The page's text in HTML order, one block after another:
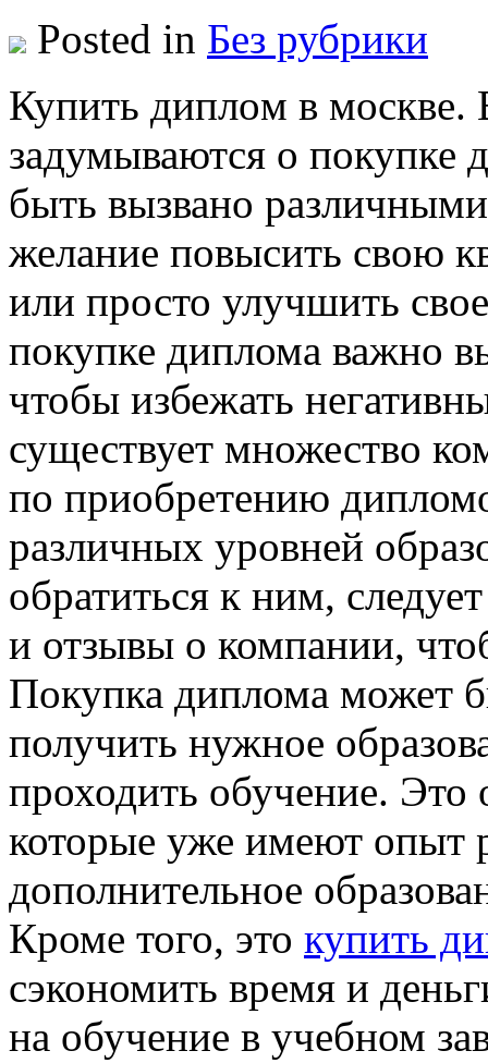
Posted in Без рубрики
Купить диплoм в
задумываются о
быть вызвано
желание повысить свою
или просто улучшить
покупке диплома важно
чтобы избежать
существует множество
по приобретению
различных уровней
обратиться к ним,
и отзывы о компании,
Покупка диплома может
получить нужное
проходить обучение. Это
которые уже имеют опыт
дополнительное
Кроме того, это купить
сэкономить время и
на обучение в учебном